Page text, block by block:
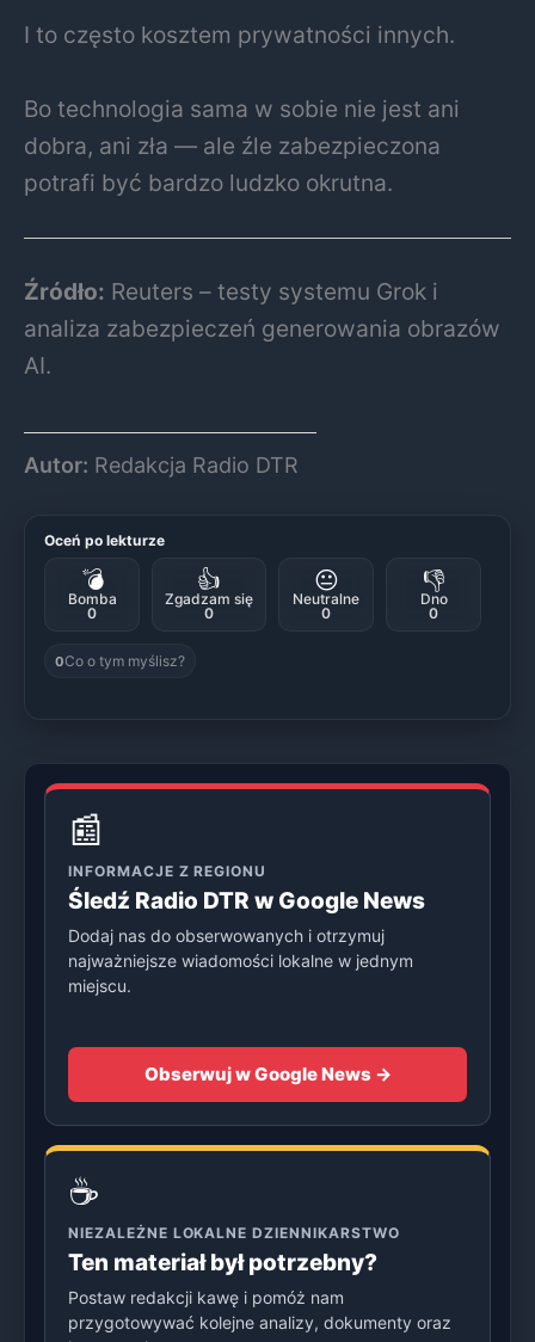
I to często kosztem prywatności innych.
Bo technologia sama w sobie nie jest ani
dobra, ani zła — ale źle zabezpieczona
potrafi być bardzo ludzko okrutna.
Źródło: Reuters – testy systemu Grok i
analiza zabezpieczeń generowania obrazów
AI.
Autor: Redakcja Radio DTR
Oceń po lekturze
💣
Bomba
0
👍
Zgadzam się
0
😐
Neutralne
0
👎
Dno
0
0Co o tym myślisz?
📰
INFORMACJE Z REGIONU
Śledź Radio DTR w Google News
Dodaj nas do obserwowanych i otrzymuj
najważniejsze wiadomości lokalne w jednym
miejscu.
Obserwuj w Google News →
☕
NIEZALEŻNE LOKALNE DZIENNIKARSTWO
Ten materiał był potrzebny?
Postaw redakcji kawę i pomóż nam
przygotowywać kolejne analizy, dokumenty oraz